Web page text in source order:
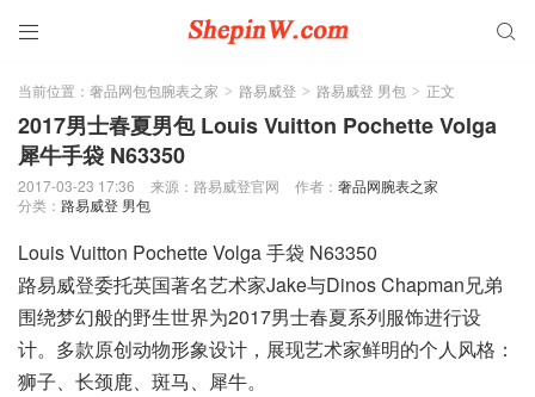
 
当前位置： 奢品网包包腕表之家 > 路易威登 > 路易威登 男包 > 正文
2017男士春夏男包 Louis Vuitton Pochette Volga
犀牛手袋 N63350
2017-03-23 17:36 来源：路易威登官网 作者： 奢品网腕表之家
分类： 路易威登 男包
Louis Vuitton Pochette Volga 手袋 N63350
路易威登委托英国著名艺术家Jake与Dinos Chapman兄弟
围绕梦幻般的野生世界为2017男士春夏系列服饰进行设
计。多款原创动物形象设计，展现艺术家鲜明的个人风格：
狮子、长颈鹿、斑马、犀牛。